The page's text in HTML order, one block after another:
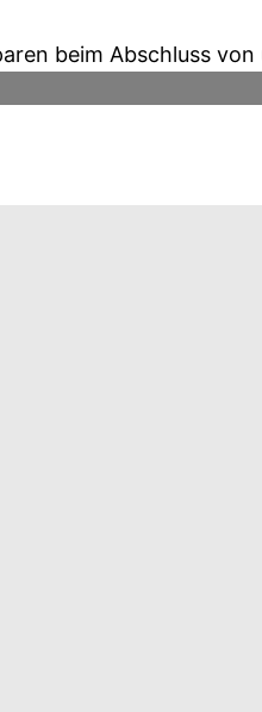
Überischtlichen
Überischtlichen
beim Abschluss